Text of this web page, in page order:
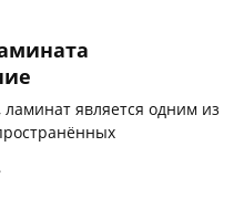
ламинат является одним из